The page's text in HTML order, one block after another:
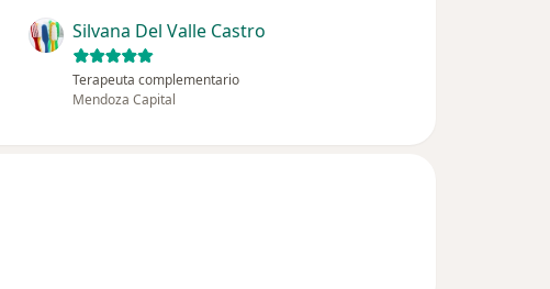
Silvana Del Valle Castro
Terapeuta complementario
Mendoza Capital